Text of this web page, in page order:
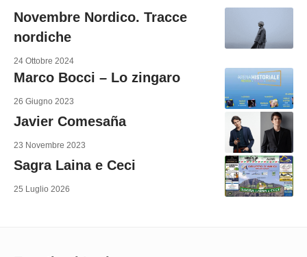
Novembre Nordico. Tracce
nordiche
24 Ottobre 2024
Marco Bocci – Lo zingaro
26 Giugno 2023
Javier Comesaña
23 Novembre 2023
Sagra Laina e Ceci
25 Luglio 2026